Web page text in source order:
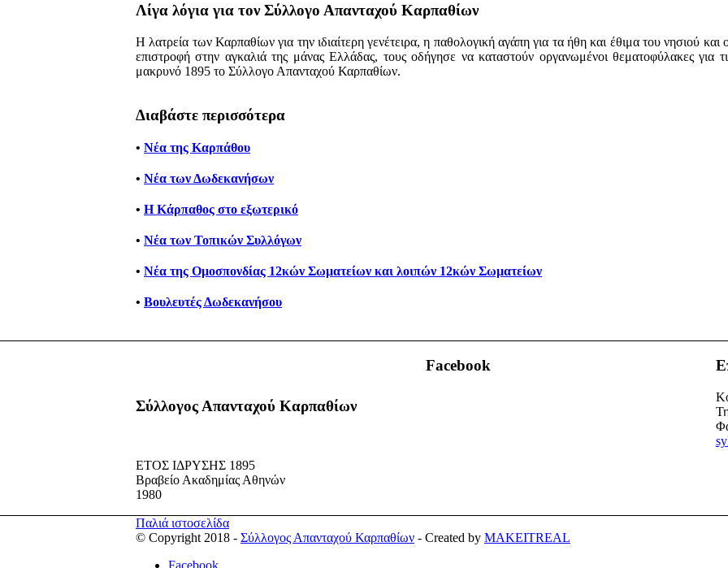
Λίγα λόγια για τον Σύλλογο Απανταχού Καρπαθίων
Η λατρεία των Καρπαθίων για την ιδιαίτερη γενέτειρα, η παθολογική αγάπη για τα ήθη και έθιμα του νησιού και
επιστροφή στην αγκαλιά της μάνας Ελλάδας, τους οδήγησε να καταστούν οργανωμένοι θεματοφύλακες για
μακρυνό 1895 το Σύλλογο Απανταχού Καρπαθίων.
Διαβάστε περισσότερα
• Νέα της Καρπάθου
• Νέα των Δωδεκανήσων
• Η Κάρπαθος στο εξωτερικό
• Νέα των Τοπικών Συλλόγων
• Νέα της Ομοσπονδίας 12κών Σωματείων και λοιπών 12κών Σωματείων
• Βουλευτές Δωδεκανήσου
Σύλλογος Απανταχού Καρπαθίων
ΕΤΟΣ ΙΔΡΥΣΗΣ 1895
Βραβείο Ακαδημίας Αθηνών
1980
Facebook
Παλιά ιστοσελίδα
© Copyright 2018 - Σύλλογος Απανταχού Καρπαθίων - Created by MAKEITREAL
Facebook